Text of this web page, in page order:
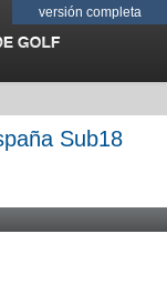
versión completa
Sub18